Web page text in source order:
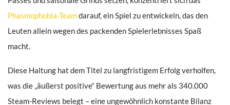
Phasmophobia-Teamdarauf, ein Spiel zu entwickeln, das den
Leuten allein wegen des packenden Spielerlebnisses Spaß
macht.
Diese Haltung hat dem Titel zu langfristigem Erfolg verholfen,
was die „äußerst positive“ Bewertung aus mehr als 340.000
Steam-Reviews belegt – eine ungewöhnlich konstante Bilanz